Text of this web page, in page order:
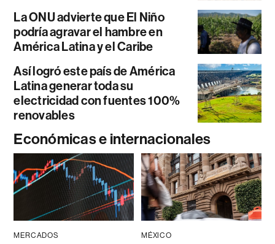
La ONU advierte que El Niño
podría agravar el hambre en
América Latina y el Caribe
Así logró este país de América
Latina generar toda su
electricidad con fuentes 100%
renovables
Económicas e internacionales
MERCADOS MÉXICO